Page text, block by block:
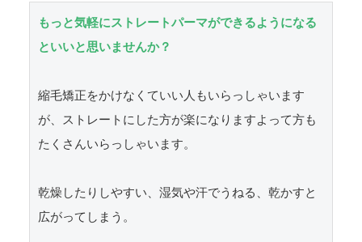
もっと気軽にストレートパーマができるようになる
といいと思いませんか？
縮毛矯正をかけなくていい人もいらっしゃいます
が、ストレートにした方が楽になりますよって方も
たくさんいらっしゃいます。
乾燥したりしやすい、湿気や汗でうねる、乾かすと
広がってしまう。